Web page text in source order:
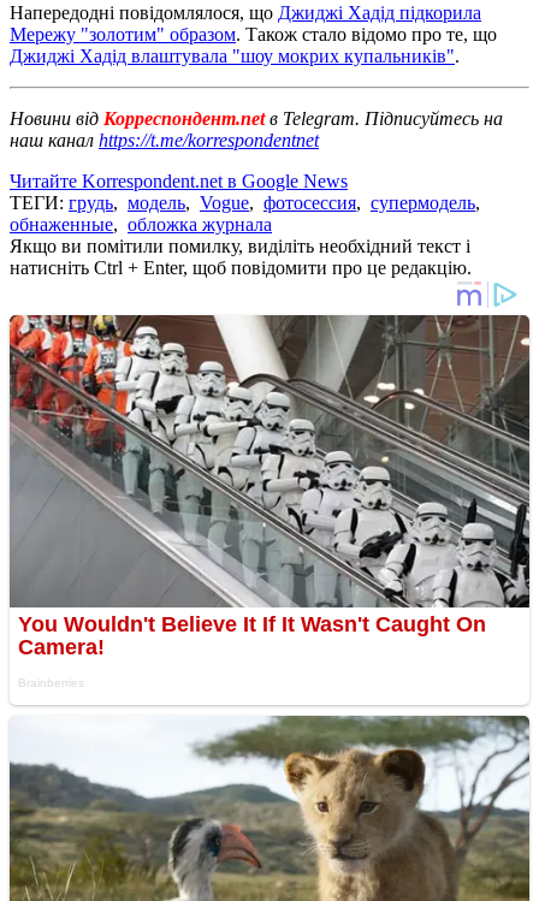
Напередодні повідомлялося, що Джиджі Хадід підкорила
Мережу "золотим" образом. Також стало відомо про те, що
Джиджі Хадід влаштувала "шоу мокрих купальників".
Новини від Корреспондент.netв Telegram. Підписуйтесь на
наш канал https://t.me/korrespondentnet
Читайте Korrespondent.net в Google News
ТЕГИ: грудь, модель, Vogue, фотосессия, супермодель,
обнаженные, обложка журнала
Якщо ви помітили помилку, виділіть необхідний текст і
натисніть Ctrl + Enter, щоб повідомити про це редакцію.